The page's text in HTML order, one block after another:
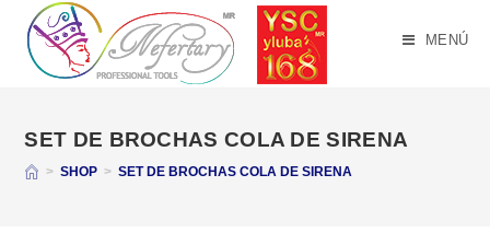
contenido
MENÚ
SET DE BROCHAS COLA DE SIRENA
> SHOP > SET DE BROCHAS COLA DE SIRENA